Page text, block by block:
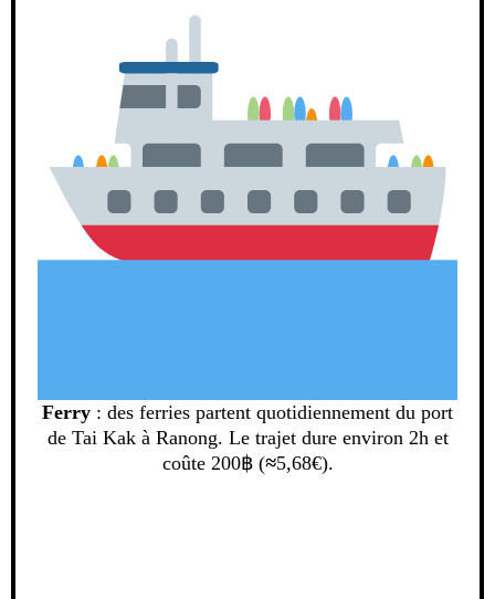
Ferry : des ferries partent quotidiennement du port
de Tai Kak à Ranong. Le trajet dure environ 2h et
coûte 200฿ (≈5,68€).